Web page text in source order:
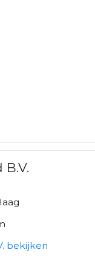
bekijken